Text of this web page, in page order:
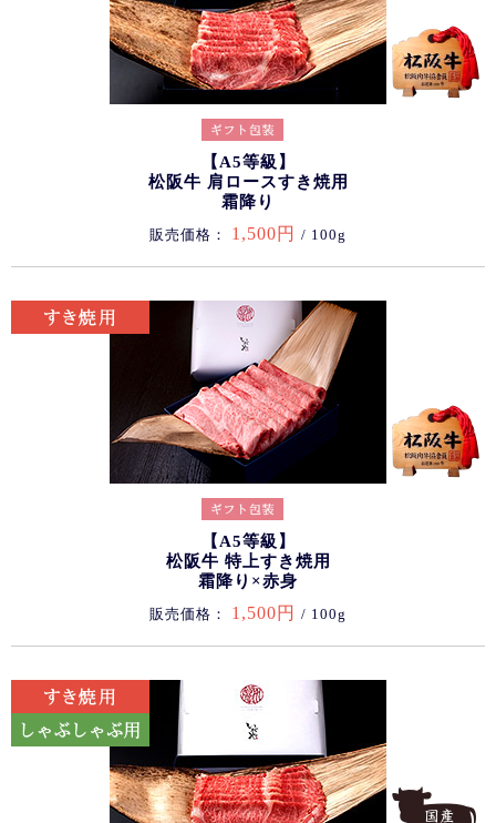
【A5等級】
松阪牛 肩ロースすき焼用
霜降り
販売価格： 1,500円 / 100g
【A5等級】
松阪牛 特上すき焼用
霜降り×赤身
販売価格： 1,500円 / 100g